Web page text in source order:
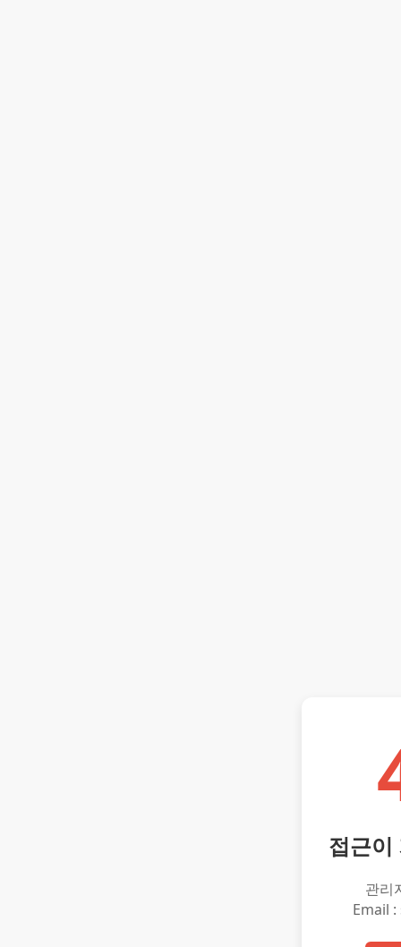
접근이
관리
Email